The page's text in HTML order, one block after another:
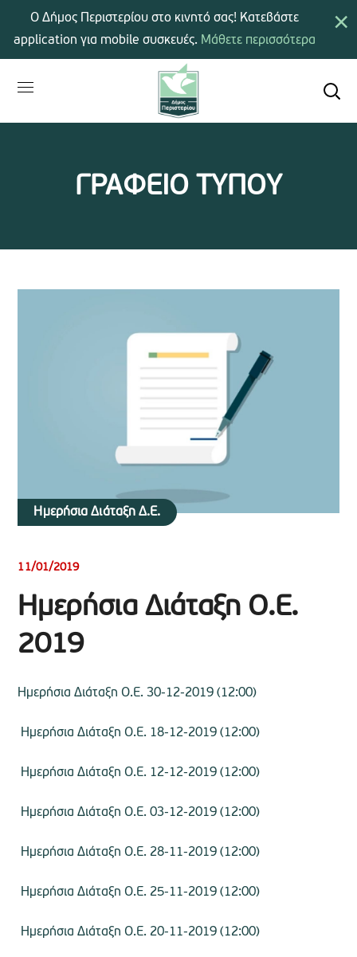
ΓΡΑΦΕΙΟ ΤΥΠΟΥ
Ημερήσια Διάταξη Δ.Ε.
11/01/2019
Ημερήσια Διάταξη Ο.Ε.
2019
Ημερήσια Διάταξη Ο.Ε. 30-12-2019 (12:00)
Ημερήσια Διάταξη Ο.Ε. 18-12-2019 (12:00)
Ημερήσια Διάταξη Ο.Ε. 12-12-2019 (12:00)
Ημερήσια Διάταξη Ο.Ε. 03-12-2019 (12:00)
Ημερήσια Διάταξη Ο.Ε. 28-11-2019 (12:00)
Ημερήσια Διάταξη Ο.Ε. 25-11-2019 (12:00)
Ημερήσια Διάταξη Ο.Ε. 20-11-2019 (12:00)
×
Ο Δήμος Περιστερίου στο κινητό σας! Κατεβάστε
application για mobile συσκευές. Μάθετε περισσότερα